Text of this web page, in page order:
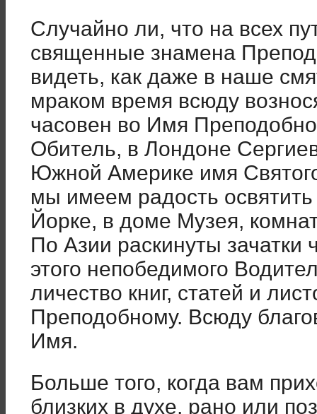
Случайно ли, что на всех
свя­щенные знамена
видеть, как даже в наше
мраком время всюду
часовен во Имя
Обитель, в Лондоне
Южной Амери­ке имя
мы имеем радость
Йорке, в доме Музея,
По Азии раскинуты
этого непобедимого
личество книг, статей и
Преподобному. Всю­ду
Имя.
Больше того, когда вам
близких в духе, рано или